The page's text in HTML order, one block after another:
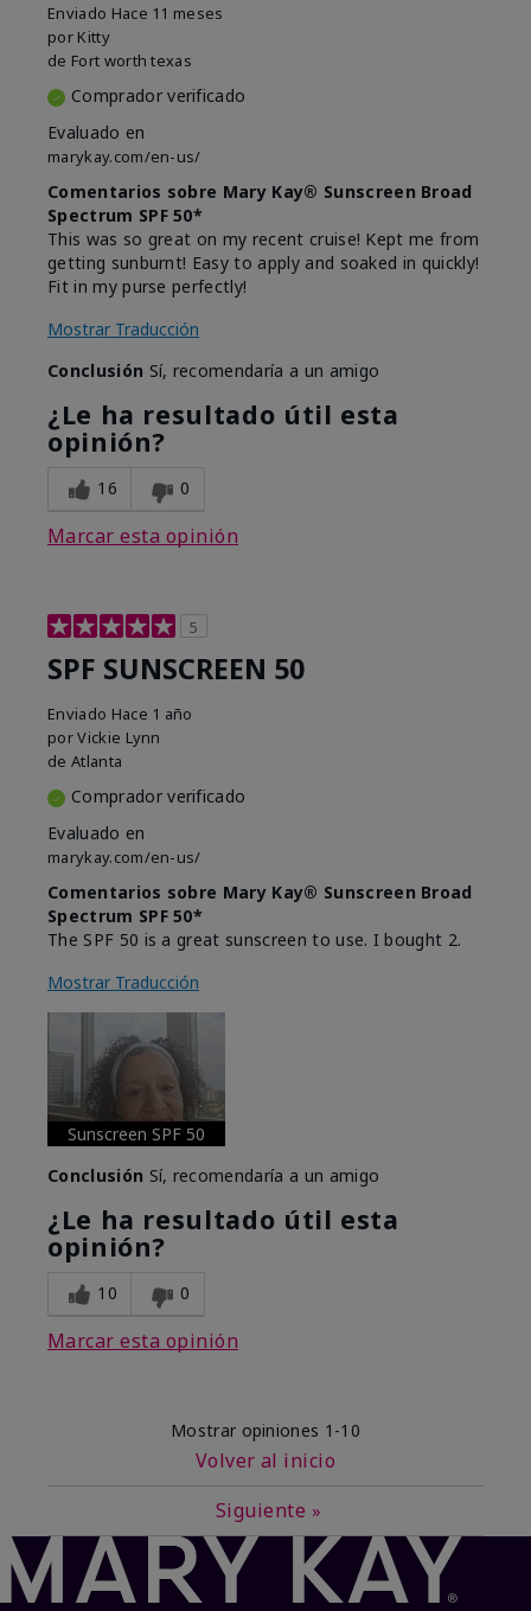
Enviado Hace 11 meses
por Kitty
de Fort worth texas
Comprador verificado
Evaluado en
marykay.com/en-us/
Comentarios sobre Mary Kay® Sunscreen Broad
Spectrum SPF 50*
This was so great on my recent cruise! Kept me from
getting sunburnt! Easy to apply and soaked in quickly!
Fit in my purse perfectly!
Mostrar Traducción
Conclusión Sí, recomendaría a un amigo
¿Le ha resultado útil esta
opinión?
16 0
Marcar esta opinión
5
SPF SUNSCREEN 50
Enviado Hace 1 año
porVickie Lynn
de Atlanta
Comprador verificado
Evaluado en
marykay.com/en-us/
Comentarios sobre Mary Kay® Sunscreen Broad
Spectrum SPF 50*
The SPF 50 is a great sunscreen to use. I bought 2.
Mostrar Traducción
Sunscreen SPF 50
Conclusión Sí, recomendaría a un amigo
¿Le ha resultado útil esta
opinión?
10 0
Marcar esta opinión
Mostrar opiniones 1-10
Volver al inicio
Siguiente »